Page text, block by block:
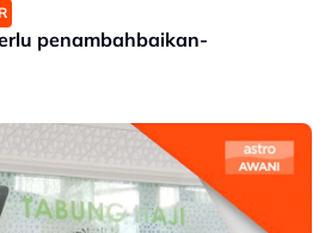
penambahbaikan-